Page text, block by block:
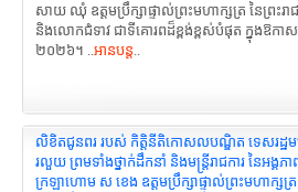
សាយ ឈុំ ឧត្តមប្រឹក្សាផ្ទាល់ព្រះមហាក្សត្រ នៃព្រះរា
និងលោកជំទាវ ជាទីគោរពដ៏ខ្ពង់ខ្ពស់បំផុត ក្នុងឱកា
២០២៦។ ..អានបន្ត..
លិខិតជូនពរ របស់ កិត្តិនីតិកោសលបណ្ឌិត ទេសរដ្ឋម
រលួយ ព្រមទាំងថ្នាក់ដឹកនាំ និងមន្ត្រីរាជការ នៃអ
ក្រឡាហោម ស ខេង ឧត្តមប្រឹក្សាផ្ទាល់ព្រះមហាក្សត្